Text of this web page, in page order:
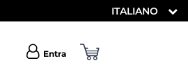
ITALIANO
Entra